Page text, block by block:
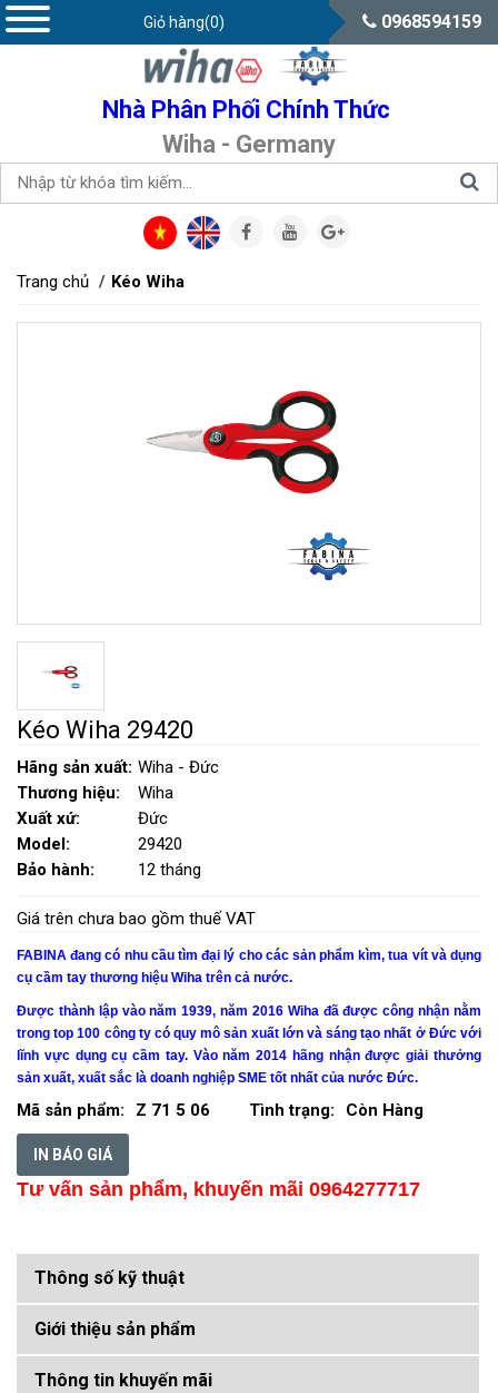
0968594159
Nhà Phân Phối Chính Thức
Wiha - Germany
Giỏ hàng(0)
Trang chủ Kéo Wiha
Kéo Wiha 29420
Hãng sản xuất: Wiha - Đức
Thương hiệu:
Wiha
Xuất xứ:
Đức
Model:
29420
Bảo hành:
12 tháng
Giá trên chưa bao gồm thuế VAT
FABINA đang có nhu cầu tìm đại lý cho các sản phẩm kìm, tua vít và dụng
cụ cầm tay thương hiệu Wiha trên cả nước.
Được thành lập vào năm 1939, năm 2016 Wihađã được công nhận nằm
trong top 100 công ty có quy mô sản xuất lớn và sáng tạo nhất ở Đức với
lĩnh vực dụng cụ cầm tay. Vào năm 2014 hãng nhận được giải thưởng
sản xuất, xuất sắc là doanh nghiệp SME tốt nhất của nước Đức.
Mã sản phẩm: Z 71 5 06 Tình trạng: Còn Hàng
IN BÁO GIÁ
Tư vấn sản phẩm, khuyến mãi 0964277717
Thông số kỹ thuật
Giới thiệu sản phẩm
Thông tin khuyến mãi